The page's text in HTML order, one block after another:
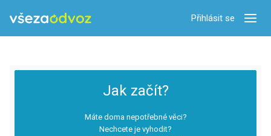
Přihlásit se
Jak začít?
Máte doma nepotřebné věci?
Nechcete je vyhodit?